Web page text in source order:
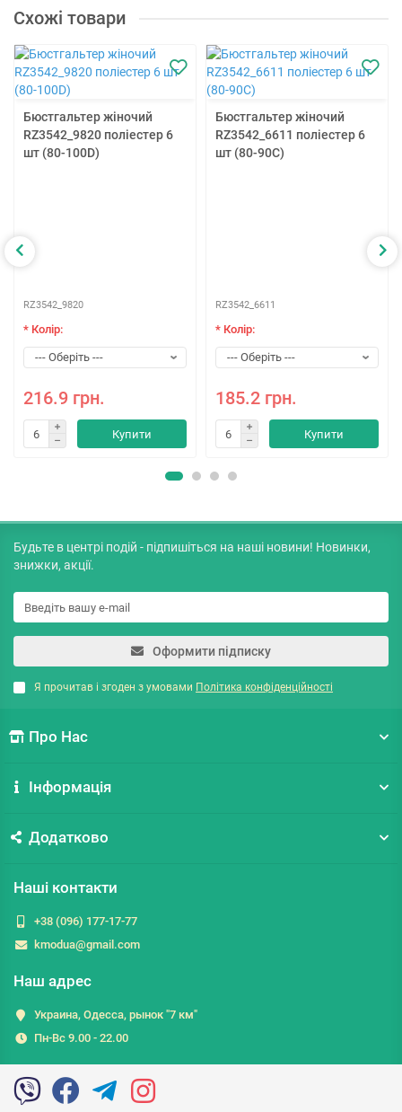
Схожі товари
Бюстгальтер жіночий
RZ3542_9820 поліестер 6
шт (80-100D)
RZ3542_9820
* Колір:
216.9 грн.
Купити
Бюстгальтер жіночий
RZ3542_6611 поліестер 6
шт (80-90C)
RZ3542_6611
* Колір:
185.2 грн.
Купити
Будьте в центрі подій - підпишіться на наші новини! Новинки,
знижки, акції.
Оформити підписку
Я прочитав і згоден з умовами Політика конфіденційності
Про Нас
Інформація
Додатково
Наші контакти
+38 (096) 177-17-77
kmodua@gmail.com
Наш адрес
Украина, Одесса, рынок "7 км"
Пн-Вс 9.00 - 22.00